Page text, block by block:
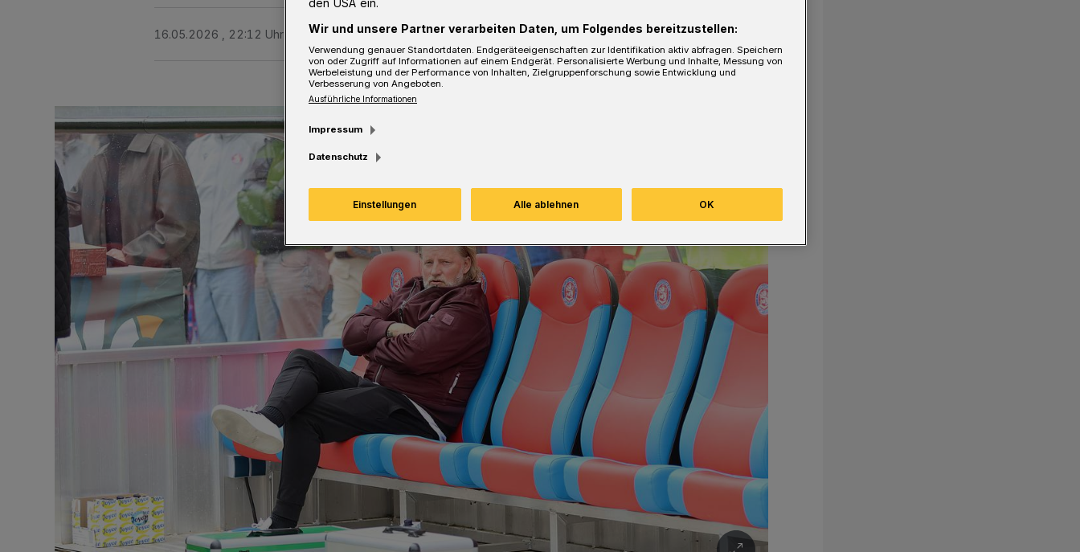
16.05.2026 , 22:12 Uhr 3 Minuten Lesezeit
den USA ein.
Wir und unsere Partner verarbeiten Daten, um Folgendes bereitzustellen:
Verwendung genauer Standortdaten. Endgeräteeigenschaften zur Identifikation aktiv abfragen. Speichern
von oder Zugriff auf Informationen auf einem Endgerät. Personalisierte Werbung und Inhalte, Messung von
Werbeleistung und der Performance von Inhalten, Zielgruppenforschung sowie Entwicklung und
Verbesserung von Angeboten.
Ausführliche Informationen
Impressum
Datenschutz
Einstellungen Alle ablehnen OK